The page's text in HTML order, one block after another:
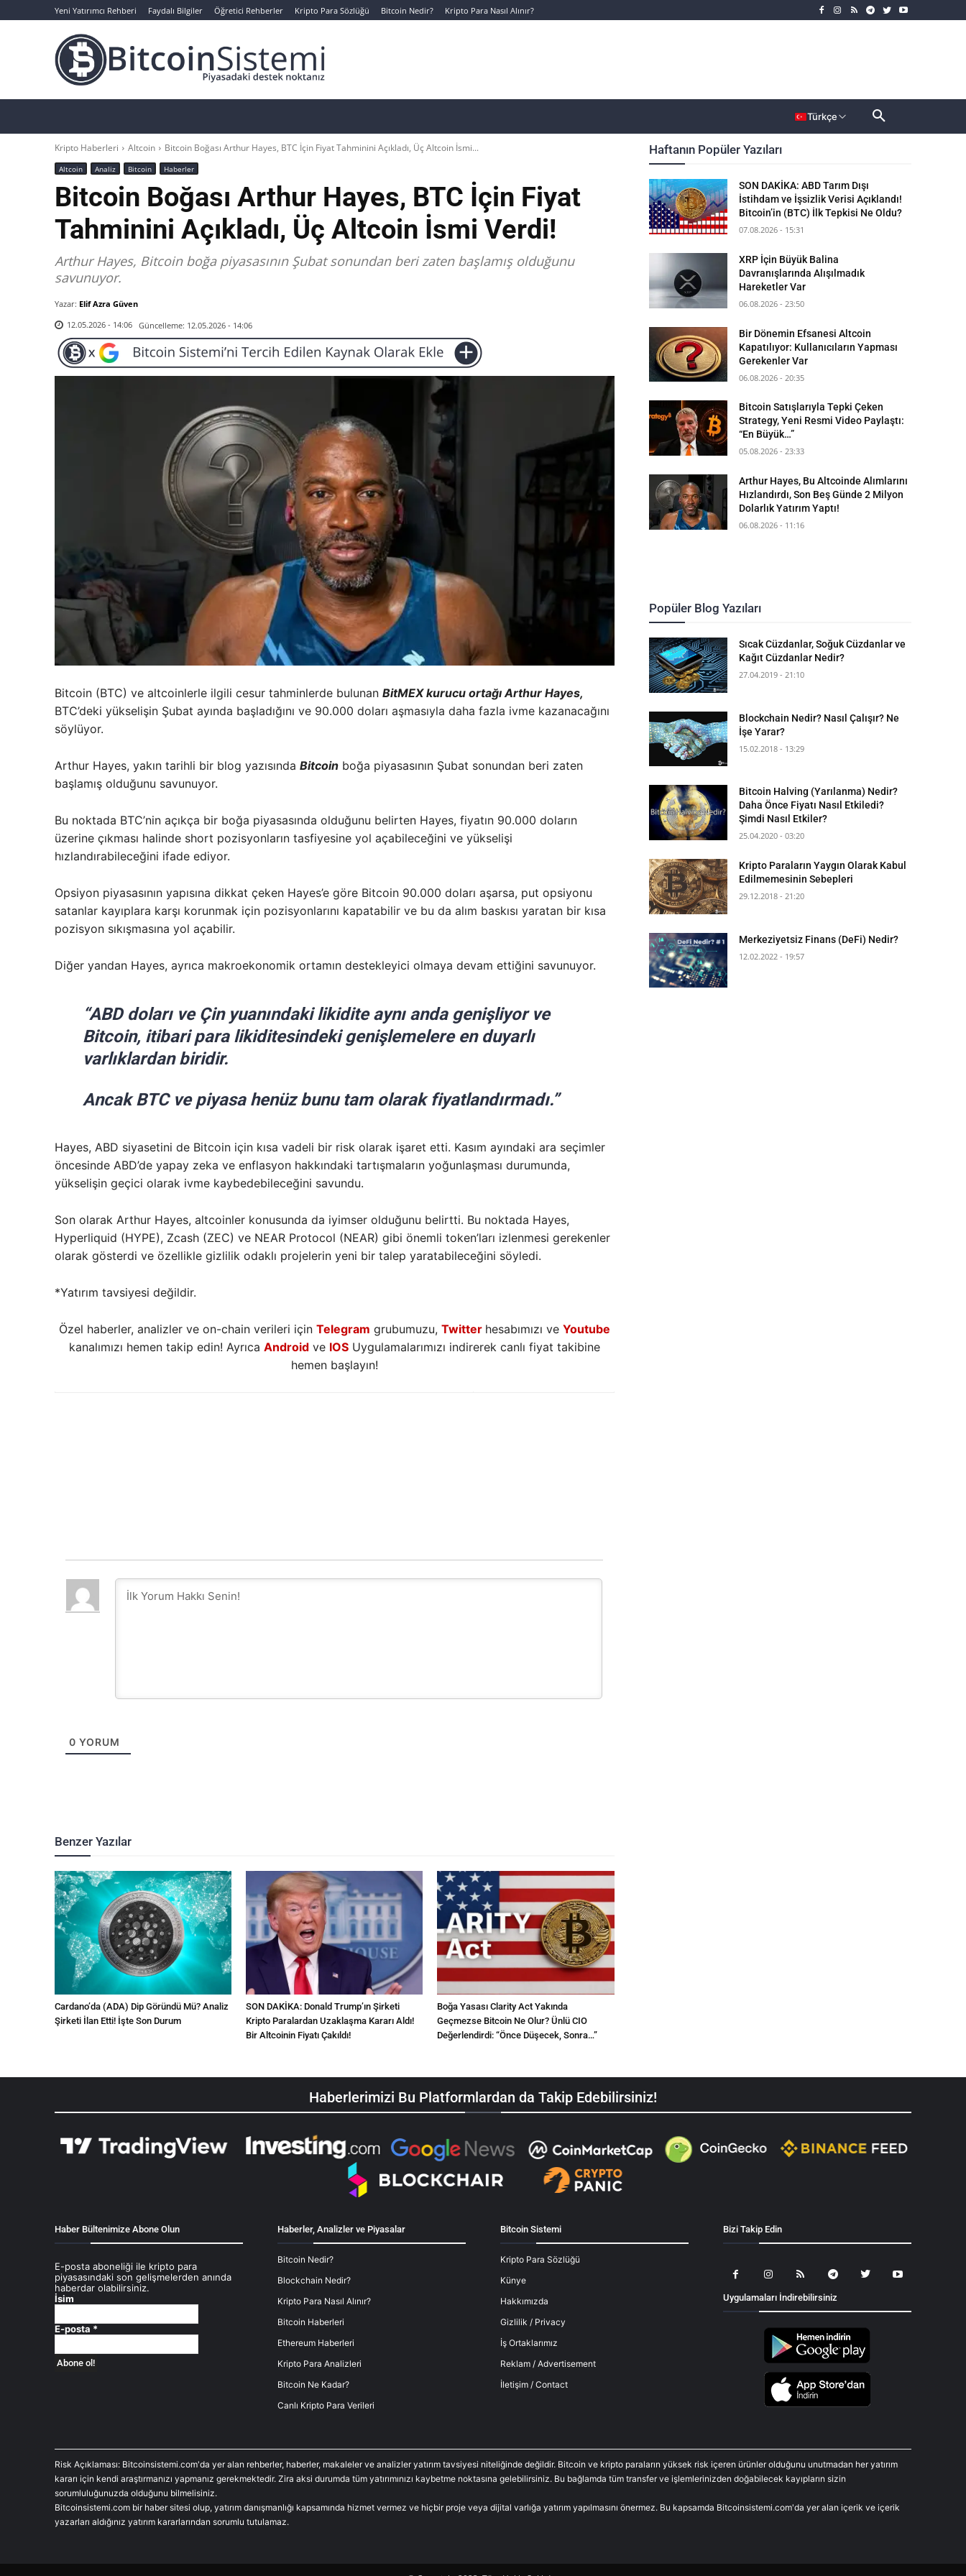
Yeni Yatırımcı Rehberi Faydalı Bilgiler Öğretici Rehberler Kripto Para Sözlüğü Bitcoin Nedir? Kripto Para Nasıl Alınır?
Türkçe
Kripto Haberleri Altcoin Bitcoin Boğası Arthur Hayes, BTC İçin Fiyat Tahminini Açıkladı, Üç Altcoin İsmi...
Altcoin Analiz Bitcoin Haberler
Bitcoin Boğası Arthur Hayes, BTC İçin Fiyat
Tahminini Açıkladı, Üç Altcoin İsmi Verdi!
Arthur Hayes, Bitcoin boğa piyasasının Şubat sonundan beri zaten başlamış olduğunu
savunuyor.
Yazar: Elif Azra Güven
12.05.2026 - 14:06 Güncelleme: 12.05.2026 - 14:06
Bitcoin (BTC) ve altcoinlerle ilgili cesur tahminlerde bulunan BitMEX kurucu ortağı Arthur Hayes,
BTC’deki yükselişin Şubat ayında başladığını ve 90.000 doları aşmasıyla daha fazla ivme kazanacağını
söylüyor.
Arthur Hayes, yakın tarihli bir blog yazısında Bitcoin boğa piyasasının Şubat sonundan beri zaten
başlamış olduğunu savunuyor.
Bu noktada BTC’nin açıkça bir boğa piyasasında olduğunu belirten Hayes, fiyatın 90.000 doların
üzerine çıkması halinde short pozisyonların tasfiyesine yol açabileceğini ve yükselişi
hızlandırabileceğini ifade ediyor.
Opsiyon piyasasının yapısına dikkat çeken Hayes’e göre Bitcoin 90.000 doları aşarsa, put opsiyonu
satanlar kayıplara karşı korunmak için pozisyonlarını kapatabilir ve bu da alım baskısı yaratan bir kısa
pozisyon sıkışmasına yol açabilir.
Diğer yandan Hayes, ayrıca makroekonomik ortamın destekleyici olmaya devam ettiğini savunuyor.
“ABD doları ve Çin yuanındaki likidite aynı anda genişliyor ve
Bitcoin, itibari para likiditesindeki genişlemelere en duyarlı
varlıklardan biridir.
Ancak BTC ve piyasa henüz bunu tam olarak fiyatlandırmadı.”
Hayes, ABD siyasetini de Bitcoin için kısa vadeli bir risk olarak işaret etti. Kasım ayındaki ara seçimler
öncesinde ABD’de yapay zeka ve enflasyon hakkındaki tartışmaların yoğunlaşması durumunda,
yükselişin geçici olarak ivme kaybedebileceğini savundu.
Son olarak Arthur Hayes, altcoinler konusunda da iyimser olduğunu belirtti. Bu noktada Hayes,
Hyperliquid (HYPE), Zcash (ZEC) ve NEAR Protocol (NEAR) gibi önemli token’ları izlenmesi gerekenler
olarak gösterdi ve özellikle gizlilik odaklı projelerin yeni bir talep yaratabileceğini söyledi.
*Yatırım tavsiyesi değildir.
Özel haberler, analizler ve on-chain verileri için Telegram grubumuzu, Twitter hesabımızı ve Youtube
kanalımızı hemen takip edin! Ayrıca Androidve IOSUygulamalarımızı indirerek canlı fiyat takibine
hemen başlayın!
0 YORUM
Benzer Yazılar
Cardano’da (ADA) Dip Göründü Mü? Analiz
Şirketi İlan Etti! İşte Son Durum
SON DAKİKA: Donald Trump’ın Şirketi
Kripto Paralardan Uzaklaşma Kararı Aldı!
Bir Altcoinin Fiyatı Çakıldı!
Boğa Yasası Clarity Act Yakında
Geçmezse Bitcoin Ne Olur? Ünlü CIO
Değerlendirdi: “Önce Düşecek, Sonra…”
Haftanın Popüler Yazıları
SON DAKİKA: ABD Tarım Dışı
İstihdam ve İşsizlik Verisi Açıklandı!
Bitcoin’in (BTC) İlk Tepkisi Ne Oldu?
07.08.2026 - 15:31
XRP İçin Büyük Balina
Davranışlarında Alışılmadık
Hareketler Var
06.08.2026 - 23:50
Bir Dönemin Efsanesi Altcoin
Kapatılıyor: Kullanıcıların Yapması
Gerekenler Var
06.08.2026 - 20:35
Bitcoin Satışlarıyla Tepki Çeken
Strategy, Yeni Resmi Video Paylaştı:
“En Büyük…”
05.08.2026 - 23:33
Arthur Hayes, Bu Altcoinde Alımlarını
Hızlandırdı, Son Beş Günde 2 Milyon
Dolarlık Yatırım Yaptı!
06.08.2026 - 11:16
Popüler Blog Yazıları
Sıcak Cüzdanlar, Soğuk Cüzdanlar ve
Kağıt Cüzdanlar Nedir?
27.04.2019 - 21:10
Blockchain Nedir? Nasıl Çalışır? Ne
İşe Yarar?
15.02.2018 - 13:29
Bitcoin Halving (Yarılanma) Nedir?
Daha Önce Fiyatı Nasıl Etkiledi?
Şimdi Nasıl Etkiler?
25.04.2020 - 03:20
Kripto Paraların Yaygın Olarak Kabul
Edilmemesinin Sebepleri
29.12.2018 - 21:20
Merkeziyetsiz Finans (DeFi) Nedir?
12.02.2022 - 19:57
Haberlerimizi Bu Platformlardan da Takip Edebilirsiniz!
Haber Bültenimize Abone Olun
E-posta aboneliği ile kripto para
piyasasındaki son gelişmelerden anında
haberdar olabilirsiniz.
İsim
E-posta *
Haberler, Analizler ve Piyasalar
Bitcoin Nedir?
Blockchain Nedir?
Kripto Para Nasıl Alınır?
Bitcoin Haberleri
Ethereum Haberleri
Kripto Para Analizleri
Bitcoin Ne Kadar?
Canlı Kripto Para Verileri
Bitcoin Sistemi
Kripto Para Sözlüğü
Künye
Hakkımızda
Gizlilik / Privacy
İş Ortaklarımız
Reklam / Advertisement
İletişim / Contact
Bizi Takip Edin
Uygulamaları İndirebilirsiniz
Risk Açıklaması: Bitcoinsistemi.com'da yer alan rehberler, haberler, makaleler ve analizler yatırım tavsiyesi niteliğinde değildir. Bitcoin ve kripto paraların yüksek risk içeren ürünler olduğunu unutmadan her yatırım
kararı için kendi araştırmanızı yapmanız gerekmektedir. Zira aksi durumda tüm yatırımınızı kaybetme noktasına gelebilirsiniz. Bu bağlamda tüm transfer ve işlemlerinizden doğabilecek kayıpların sizin
sorumluluğunuzda olduğunu bilmelisiniz.
Bitcoinsistemi.com bir haber sitesi olup, yatırım danışmanlığı kapsamında hizmet vermez ve hiçbir proje veya dijital varlığa yatırım yapılmasını önermez. Bu kapsamda Bitcoinsistemi.com'da yer alan içerik ve içerik
yazarları aldığınız yatırım kararlarından sorumlu tutulamaz.